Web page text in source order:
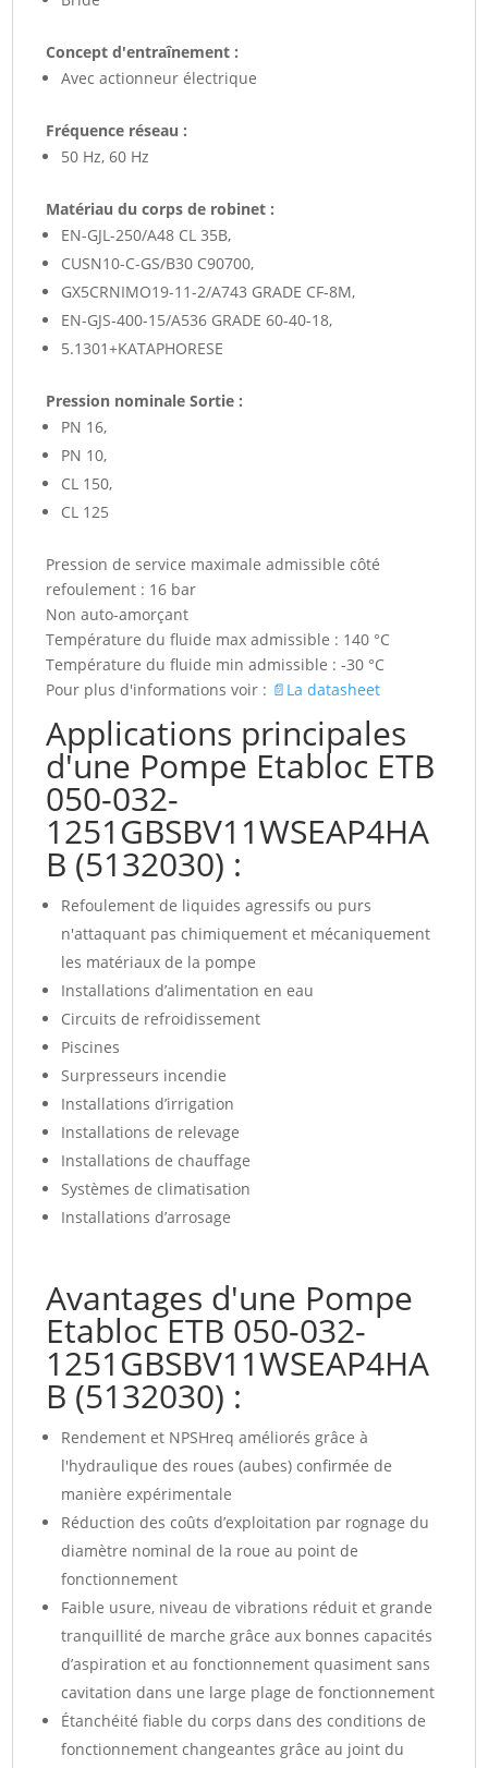
Concept d'entraînement :
Avec actionneur électrique
Fréquence réseau :
50 Hz, 60 Hz
Matériau du corps de robinet :
EN-GJL-250/A48 CL 35B,
CUSN10-C-GS/B30 C90700,
GX5CRNIMO19-11-2/A743 GRADE CF-8M,
EN-GJS-400-15/A536 GRADE 60-40-18,
5.1301+KATAPHORESE
Pression nominale Sortie :
PN 16,
PN 10,
CL 150,
CL 125
Pression de service maximale admissible côté
refoulement : 16 bar
Non auto-amorçant
Température du fluide max admissible : 140 °C
Température du fluide min admissible : -30 °C
Pour plus d'informations voir : 📄La datasheet
Applications principales
d'une Pompe Etabloc ETB
050-032-
1251GBSBV11WSEAP4HA
B (5132030) :
Refoulement de liquides agressifs ou purs
n'attaquant pas chimiquement et mécaniquement
les matériaux de la pompe
Installations d’alimentation en eau
Circuits de refroidissement
Piscines
Surpresseurs incendie
Installations d’irrigation
Installations de relevage
Installations de chauffage
Systèmes de climatisation
Installations d’arrosage
Avantages d'une Pompe
Etabloc ETB 050-032-
1251GBSBV11WSEAP4HA
B (5132030) :
Rendement et NPSHreq améliorés grâce à
l'hydraulique des roues (aubes) confirmée de
manière expérimentale
Réduction des coûts d’exploitation par rognage du
diamètre nominal de la roue au point de
fonctionnement
Faible usure, niveau de vibrations réduit et grande
tranquillité de marche grâce aux bonnes capacités
d’aspiration et au fonctionnement quasiment sans
cavitation dans une large plage de fonctionnement
Étanchéité fiable du corps dans des conditions de
fonctionnement changeantes grâce au joint du